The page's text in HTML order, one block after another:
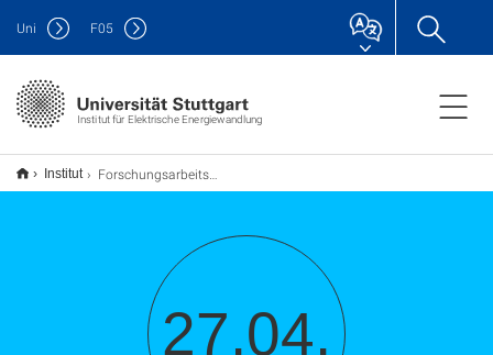
Institut für Elektrische Energiewandlung
Uni F05
Institut Forschungsarbeitsvortrag
27.04.